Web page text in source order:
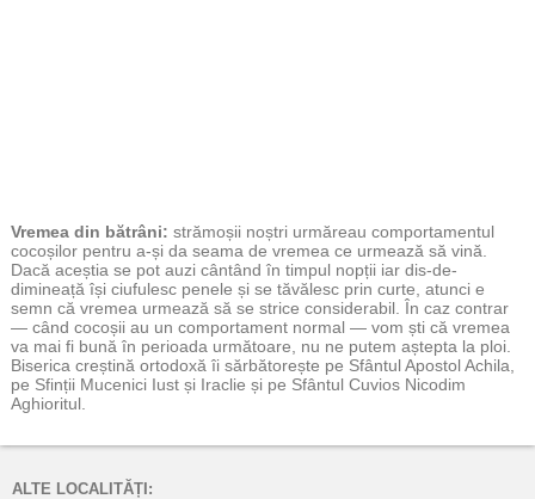
Vremea din bătrâni: strămoșii noștri urmăreau comportamentul
cocoșilor pentru a-și da seama de vremea ce urmează să vină.
Dacă aceștia se pot auzi cântând în timpul nopții iar dis-de-
dimineață își ciufulesc penele și se tăvălesc prin curte, atunci e
semn că vremea urmează să se strice considerabil. În caz contrar
— când cocoșii au un comportament normal — vom ști că vremea
va mai fi bună în perioada următoare, nu ne putem aștepta la ploi.
Biserica creștină ortodoxă îi sărbătorește pe Sfântul Apostol Achila,
pe Sfinții Mucenici Iust și Iraclie și pe Sfântul Cuvios Nicodim
Aghioritul.
ALTE LOCALITĂȚI: